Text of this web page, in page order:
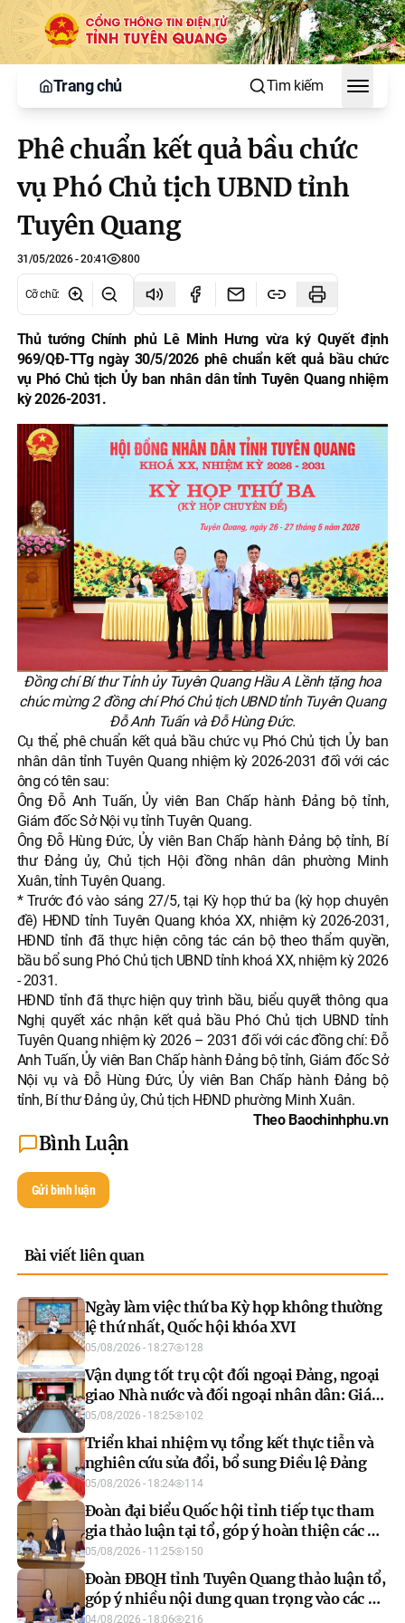
Trang chủ Tìm kiếm
Toggle
Phê chuẩn kết quả bầu chức
vụ Phó Chủ tịch UBND tỉnh
Tuyên Quang
31/05/2026 - 20:41 800
Cỡ chữ:
Thủ tướng Chính phủ Lê Minh Hưng vừa ký Quyết định
969/QĐ-TTg ngày 30/5/2026 phê chuẩn kết quả bầu chức
vụ Phó Chủ tịch Ủy ban nhân dân tỉnh Tuyên Quang nhiệm
kỳ 2026-2031.
Đồng chí Bí thư Tỉnh ủy Tuyên Quang Hầu A Lềnh tặng hoa
chúc mừng 2 đồng chí Phó Chủ tịch UBND tỉnh Tuyên Quang
Đỗ Anh Tuấn và Đỗ Hùng Đức.
Cụ thể, phê chuẩn kết quả bầu chức vụ Phó Chủ tịch Ủy ban
nhân dân tỉnh Tuyên Quang nhiệm kỳ 2026-2031 đối với các
ông có tên sau:
Ông Đỗ Anh Tuấn, Ủy viên Ban Chấp hành Đảng bộ tỉnh,
Giám đốc Sở Nội vụ tỉnh Tuyên Quang.
Ông Đỗ Hùng Đức, Ủy viên Ban Chấp hành Đảng bộ tỉnh, Bí
thư Đảng ủy, Chủ tịch Hội đồng nhân dân phường Minh
Xuân, tỉnh Tuyên Quang.
* Trước đó vào sáng 27/5, tại Kỳ họp thứ ba (kỳ họp chuyên
đề) HĐND tỉnh Tuyên Quang khóa XX, nhiệm kỳ 2026-2031,
HĐND tỉnh đã thực hiện công tác cán bộ theo thẩm quyền,
bầu bổ sung Phó Chủ tịch UBND tỉnh khoá XX, nhiệm kỳ 2026
- 2031.
HĐND tỉnh đã thực hiện quy trình bầu, biểu quyết thông qua
Nghị quyết xác nhận kết quả bầu Phó Chủ tịch UBND tỉnh
Tuyên Quang nhiệm kỳ 2026 – 2031 đối với các đồng chí: Đỗ
Anh Tuấn, Ủy viên Ban Chấp hành Đảng bộ tỉnh, Giám đốc Sở
Nội vụ và Đỗ Hùng Đức, Ủy viên Ban Chấp hành Đảng bộ
tỉnh, Bí thư Đảng ủy, Chủ tịch HĐND phường Minh Xuân.
Theo Baochinhphu.vn
Bình Luận
Gửi bình luận
Bài viết liên quan
Ngày làm việc thứ ba Kỳ họp không thường
lệ thứ nhất, Quốc hội khóa XVI
05/08/2026 - 18:27 128
Vận dụng tốt trụ cột đối ngoại Đảng, ngoại
giao Nhà nước và đối ngoại nhân dân: Giá
trị cốt lõi để phát triển
05/08/2026 - 18:25 102
Triển khai nhiệm vụ tổng kết thực tiễn và
nghiên cứu sửa đổi, bổ sung Điều lệ Đảng
05/08/2026 - 18:24 114
Đoàn đại biểu Quốc hội tỉnh tiếp tục tham
gia thảo luận tại tổ, góp ý hoàn thiện các dự
án luật và dự thảo nghị quyết
05/08/2026 - 11:25 150
Đoàn ĐBQH tỉnh Tuyên Quang thảo luận tổ,
góp ý nhiều nội dung quan trọng vào các dự
án luật
04/08/2026 - 18:06 216